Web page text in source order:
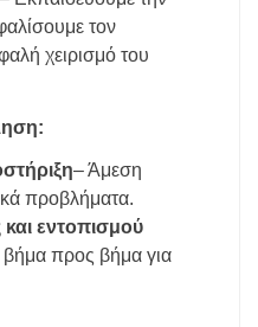
τον
χειρισμό του
– Άμεση
προβλήματα.
εντοπισμού
βήμα προς βήμα για